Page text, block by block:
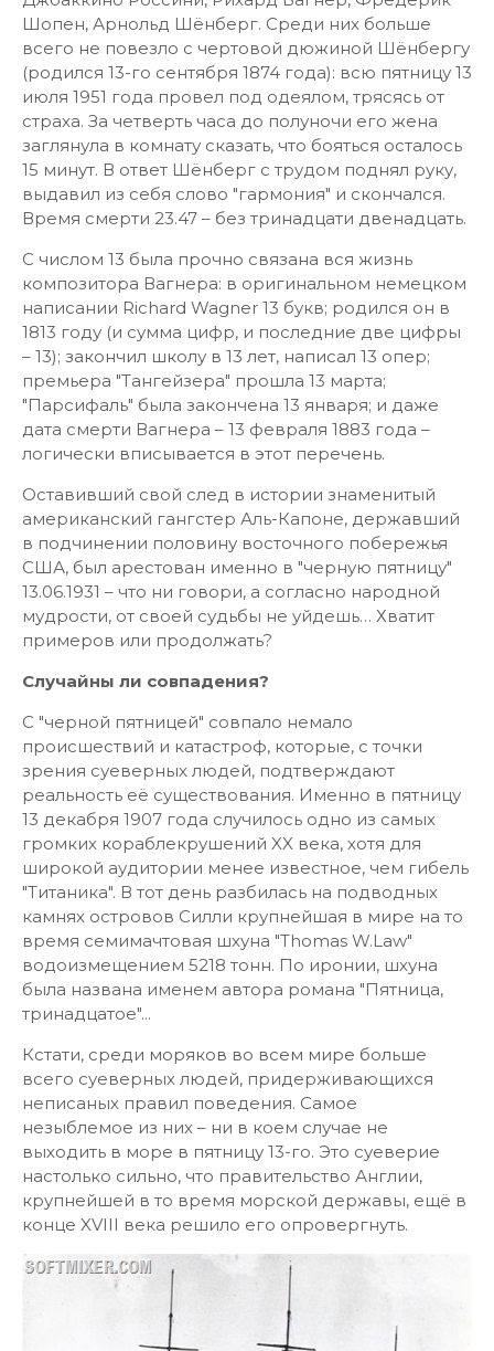
Шопен, Арнольд Шёнберг. Среди них больше
всего не повезло с чертовой дюжиной Шёнбергу
(родился 13-го сентября 1874 года): всю пятницу 13
июля 1951 года провел под одеялом, трясясь от
страха. За четверть часа до полуночи его жена
заглянула в комнату сказать, что бояться осталось
15 минут. В ответ Шёнберг с трудом поднял руку,
выдавил из себя слово "гармония" и скончался.
Время смерти 23.47 – без тринадцати двенадцать.
С числом 13 была прочно связана вся жизнь
композитора Вагнера: в оригинальном немецком
написании Richard Wagner 13 букв; родился он в
1813 году (и сумма цифр, и последние две цифры
– 13); закончил школу в 13 лет, написал 13 опер;
премьера "Тангейзера" прошла 13 марта;
"Парсифаль" была закончена 13 января; и даже
дата смерти Вагнера – 13 февраля 1883 года –
логически вписывается в этот перечень.
Оставивший свой след в истории знаменитый
американский гангстер Аль-Капоне, державший
в подчинении половину восточного побережья
США, был арестован именно в "черную пятницу"
13.06.1931 – что ни говори, а согласно народной
мудрости, от своей судьбы не уйдешь… Хватит
примеров или продолжать?
Случайны ли совпадения?
С "черной пятницей" совпало немало
происшествий и катастроф, которые, с точки
зрения суеверных людей, подтверждают
реальность её существования. Именно в пятницу
13 декабря 1907 года случилось одно из самых
громких кораблекрушений XX века, хотя для
широкой аудитории менее известное, чем гибель
"Титаника". В тот день разбилась на подводных
камнях островов Силли крупнейшая в мире на то
время семимачтовая шхуна "Thomas W.Law"
водоизмещением 5218 тонн. По иронии, шхуна
была названа именем автора романа "Пятница,
тринадцатое"...
Кстати, среди моряков во всем мире больше
всего суеверных людей, придерживающихся
неписаных правил поведения. Самое
незыблемое из них – ни в коем случае не
выходить в море в пятницу 13-го. Это суеверие
настолько сильно, что правительство Англии,
крупнейшей в то время морской державы, ещё в
конце XVIII века решило его опровергнуть.